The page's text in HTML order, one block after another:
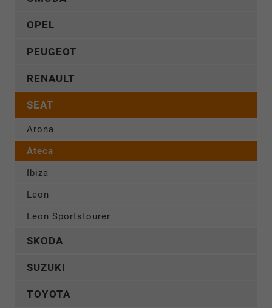
OPEL
PEUGEOT
RENAULT
SEAT
Arona
Ateca
Ibiza
Leon
Leon Sportstourer
SKODA
SUZUKI
TOYOTA